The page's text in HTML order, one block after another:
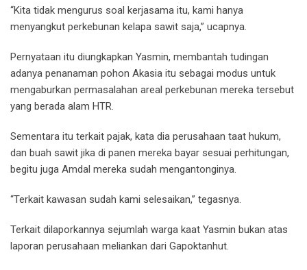
“Kita tidak mengurus soal kerjasama itu, kami hanya
menyangkut perkebunan kelapa sawit saja,” ucapnya.
Pernyataan itu diungkapkan Yasmin, membantah tudingan
adanya penanaman pohon Akasia itu sebagai modus untuk
mengaburkan permasalahan areal perkebunan mereka tersebut
yang berada alam HTR.
Sementara itu terkait pajak, kata dia perusahaan taat hukum,
dan buah sawit jika di panen mereka bayar sesuai perhitungan,
begitu juga Amdal mereka sudah mengantonginya.
“Terkait kawasan sudah kami selesaikan,” tegasnya.
Terkait dilaporkannya sejumlah warga kaat Yasmin bukan atas
laporan perusahaan meliankan dari Gapoktanhut.